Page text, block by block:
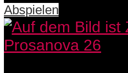
Abspielen
Prosanova 26